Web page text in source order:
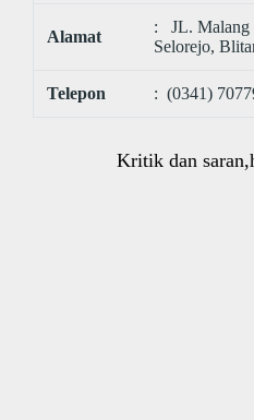
Alamat
: JL. Malang
Selorejo,
Telepon : (0341)
Kritik dan